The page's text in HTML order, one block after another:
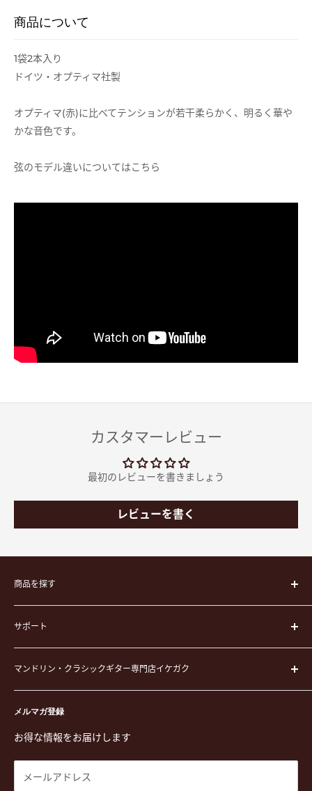
商品について
1袋2本入り
ドイツ・オプティマ社製
オプティマ(赤)に比べてテンションが若干柔らかく、明るく華や
かな音色です。
弦のモデル違いについてはこちら
カスタマーレビュー
最初のレビューを書きましょう
レビューを書く
商品を探す
楽器
楽器ケース
弦
ピック
演奏用品
ステーショナリー&アクセサリー
楽譜
DVD
サポート
運営会社
イケガクについて
お買い物ガイド
特定商取引法に基づく表示
プライバシーポリシー
商品検索
メルマガ登録
お得な情報をお届けします
メールアドレス
マンドリン・クラシックギター専門店イケガク
〒171-0021 東京都豊島区西池袋3-23-5 芦沢ビル2F
TEL. 03-5952-1391 / FAX. 03-5952-1392
営業時間 月-水,金,土 11:00-19:00 / 日,祝 11:00-18:00 (木曜定
休)